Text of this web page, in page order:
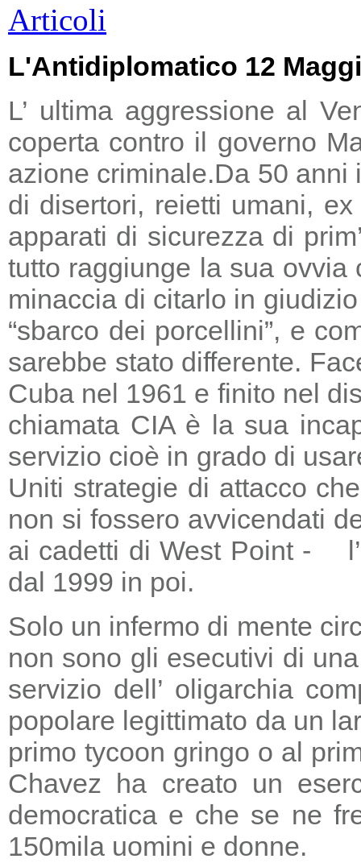
Articoli
L'Antidiplomatico 12
L’ ultima aggressione al
coperta contro il governo
azione criminale.Da 50 anni
di disertori, reietti umani,
apparati di sicurezza di
tutto raggiunge la sua
minaccia di citarlo in
“sbarco dei porcellini”, e
sarebbe stato differente.
Cuba nel 1961 e finito nel
chiamata CIA è la sua
servizio cioè in grado di
Uniti strategie di attacco
non si fossero avvicendati
ai cadetti di West Point - l’
dal 1999 in poi.
Solo un infermo di mente
non sono gli esecutivi di
servizio dell’ oligarchia
popolare legittimato da un
primo tycoon gringo o al
Chavez ha creato un
democratica e che se ne
150mila uomini e donne.